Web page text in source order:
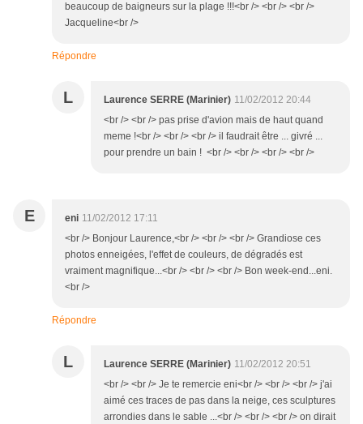
beaucoup de baigneurs sur la plage !!!<br /> <br /> <br />
Jacqueline<br />
Répondre
L Laurence SERRE (Marinier) 11/02/2012 20:44
<br /> <br /> pas prise d'avion mais de haut quand
meme !<br /> <br /> <br /> il faudrait être ... givré ...
pour prendre un bain ! <br /> <br /> <br /> <br />
E eni 11/02/2012 17:11
<br /> Bonjour Laurence,<br /> <br /> <br /> Grandiose ces
photos enneigées, l'effet de couleurs, de dégradés est
vraiment magnifique...<br /> <br /> <br /> Bon week-end...eni.
<br />
Répondre
L Laurence SERRE (Marinier) 11/02/2012 20:51
<br /> <br /> Je te remercie eni<br /> <br /> <br /> j'ai
aimé ces traces de pas dans la neige, ces sculptures
arrondies dans le sable ...<br /> <br /> <br /> on dirait